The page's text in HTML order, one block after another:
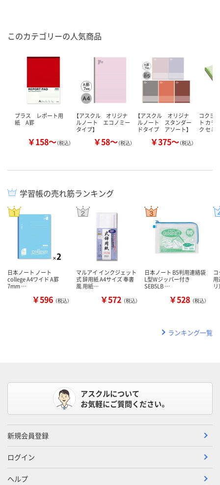
このカテゴリーの人気商品
プラス レポート用
紙 A罫
￥158～（税込）
【アスクル オリジナ
ルノート エコノミー
タイプ】
￥58～（税込）
【アスクル オリジナ
ルノート スタンダー
ドタイプ アソート】
￥375～（税込）
コクヨ
ト カラ
ク セミ
学習帳の売れ筋ランキング
日本ノート ノート
college A4ワイド A罫
7mm …
￥596 （税込）
マルアイ インクジェット
式 辞用紙 A4サイズ 奉書
風 用紙…
￥572 （税込）
日本ノート B5判用連絡袋
L型Wジッパー付き
SEB5LB …
￥528 （税込）
用
ランキング一覧
アスクルについて
お気軽にご質問ください。
新規会員登録
ログイン
ヘルプ